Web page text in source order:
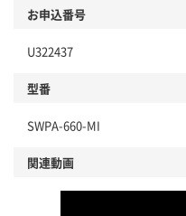
お申込番号
U322437
型番
SWPA-660-MI
関連動画